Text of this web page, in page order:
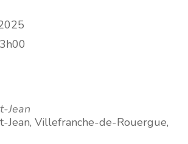
Jean
Jean, Villefranche-de-Rouergue,